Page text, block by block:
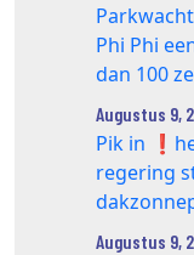
Phi Phi
dan 100
Augustus 9,
Pik in
regering
Augustus 9,